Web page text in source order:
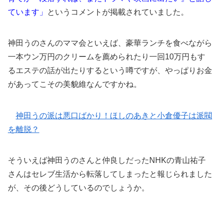
ています」
というコメントが掲載されていました。
神田うのさんのママ会といえば、豪華ランチを食べながら
一本ウン万円のクリームを薦められたり一回10万円もす
るエステの話が出たりするという噂ですが、やっぱりお金
があってこその美貌維なんですかね。
神田うの派は悪口ばかり！ほしのあきと小倉優子は派閥
を離脱？
そういえば神田うのさんと仲良しだったNHKの青山祐子
さんはセレブ生活から転落してしまったと報じられました
が、その後どうしているのでしょうか。